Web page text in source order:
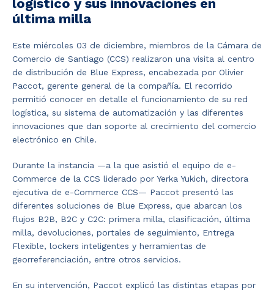
logístico y sus innovaciones en
última milla
Este miércoles 03 de diciembre, miembros de la Cámara de
Comercio de Santiago (CCS) realizaron una visita al centro
de distribución de Blue Express, encabezada por Olivier
Paccot, gerente general de la compañía. El recorrido
permitió conocer en detalle el funcionamiento de su red
logística, su sistema de automatización y las diferentes
innovaciones que dan soporte al crecimiento del comercio
electrónico en Chile.
Durante la instancia —a la que asistió el equipo de e-
Commerce de la CCS liderado por Yerka Yukich, directora
ejecutiva de e-Commerce CCS— Paccot presentó las
diferentes soluciones de Blue Express, que abarcan los
flujos B2B, B2C y C2C: primera milla, clasificación, última
milla, devoluciones, portales de seguimiento, Entrega
Flexible, lockers inteligentes y herramientas de
georreferenciación, entre otros servicios.
En su intervención, Paccot explicó las distintas etapas por